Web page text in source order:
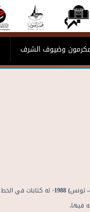
وضيوف الشرف
-تونس) 1988
· له كتابات فيالخط
فيها.